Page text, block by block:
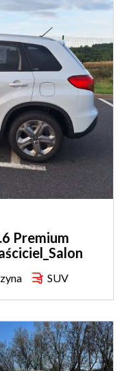
Premium
SUV